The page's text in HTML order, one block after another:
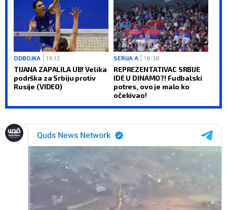
ODBOJKA 19:12
TIJANA ZAPALILA UB! Velika
podrška za Srbiju protiv
Rusije (VIDEO)
SERIJA A 16:38
REPREZENTATIVAC SRBIJE
IDE U DINAMO?! Fudbalski
potres, ovo je malo ko
očekivao!